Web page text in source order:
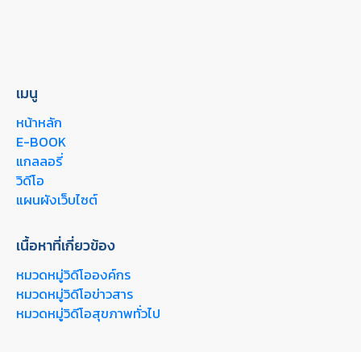
เมนู
หน้าหลัก
E-BOOK
แกลลอรี่
วิดีโอ
แผนผังเว็บไซต์
เนื้อหาที่เกี่ยวข้อง
หมวดหมู่วิดีโอองค์กร
หมวดหมู่วิดีโอข่าวสาร
หมวดหมู่วิดีโอสุขภาพทั่วไป